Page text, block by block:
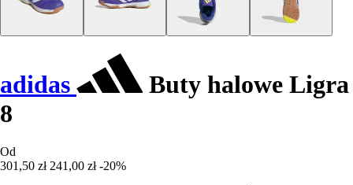
adidas
Buty halowe Ligra
8
Od
301,50 zł 241,00 zł -20%